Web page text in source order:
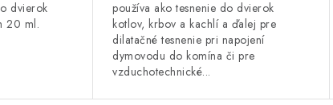
dvierok
20 ml.
používa ako tesnenie do dvierok
kotlov, krbov a kachlí a ďalej pre
dilatačné tesnenie pri napojení
dymovodu do komína či pre
vzduchotechnické...